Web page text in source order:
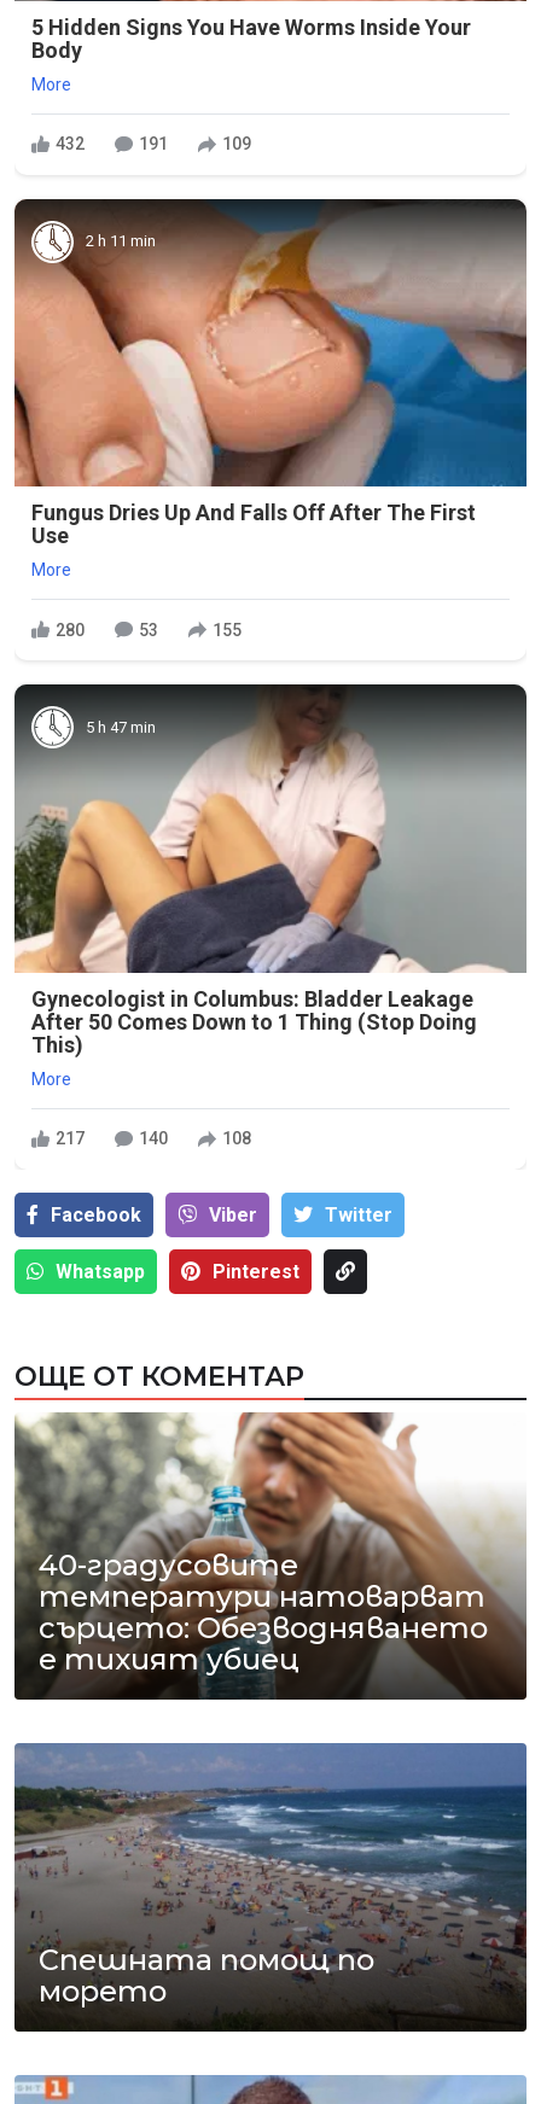
5 Hidden Signs You Have Worms Inside Your
Body
More
432 191 109
2 h 11 min
Fungus Dries Up And Falls Off After The First
Use
More
280 53 155
5 h 47 min
Gynecologist in Columbus: Bladder Leakage
After 50 Comes Down to 1 Thing (Stop Doing
This)
More
217 140 108
Facebook Viber Тwitter
Whatsapp Pinterest
ОЩЕ ОТ КОМЕНТАР
40-градусовите
температури натоварват
сърцето: Обезводняването
е тихият убиец
Спешната помощ по
морето